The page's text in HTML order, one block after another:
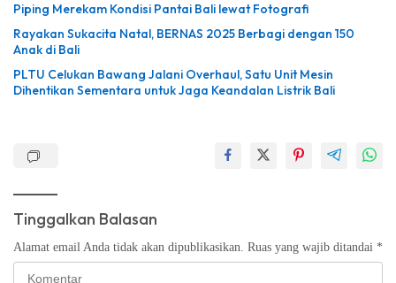
Piping Merekam Kondisi Pantai Bali lewat Fotografi
Rayakan Sukacita Natal, BERNAS 2025 Berbagi dengan 150
Anak di Bali
PLTU Celukan Bawang Jalani Overhaul, Satu Unit Mesin
Dihentikan Sementara untuk Jaga Keandalan Listrik Bali
Tinggalkan Balasan
Alamat email Anda tidak akan dipublikasikan. Ruas yang wajib ditandai *